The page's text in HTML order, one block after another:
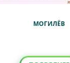
МОГИЛЁВ